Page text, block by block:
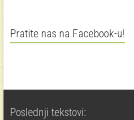
Pratite nas na Facebook-u!
Poslednji tekstovi: